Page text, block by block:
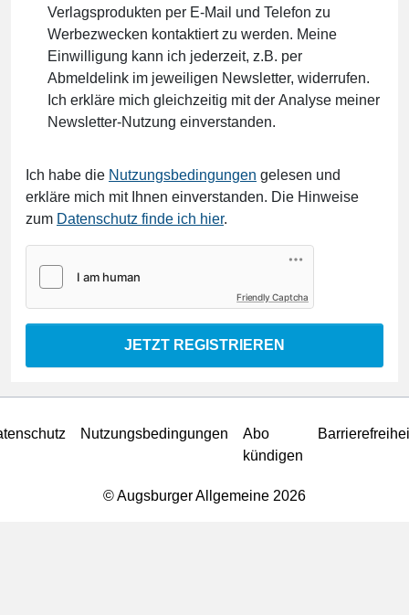
Verlagsprodukten per E-Mail und Telefon zu
Werbezwecken kontaktiert zu werden. Meine
Einwilligung kann ich jederzeit, z.B. per
Abmeldelink im jeweiligen Newsletter, widerrufen.
Ich erkläre mich gleichzeitig mit der Analyse meiner
Newsletter-Nutzung einverstanden.
Ich habe die Nutzungsbedingungen gelesen und
erkläre mich mit Ihnen einverstanden. Die Hinweise
zum Datenschutz finde ich hier.
Friendly Captcha
JETZT REGISTRIEREN
Nutzungsbedingungen
Abo
kündigen
© Augsburger Allgemeine 2026